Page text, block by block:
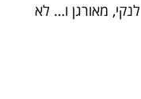
מאורגן ו… לא